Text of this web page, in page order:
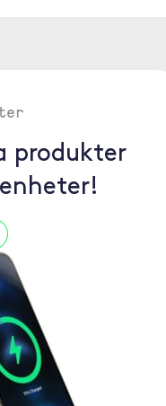
produkter